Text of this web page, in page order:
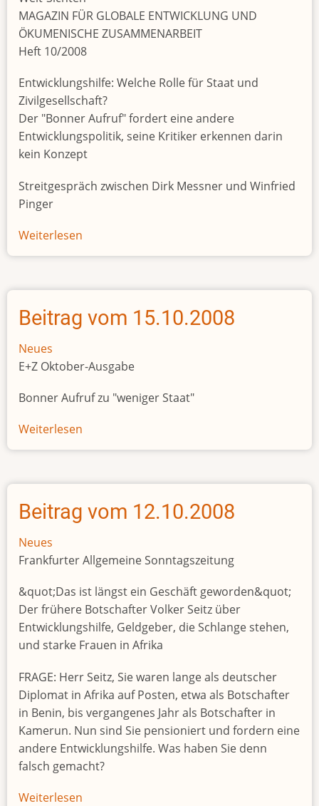
MAGAZIN FÜR GLOBALE ENTWICKLUNG UND
ÖKUMENISCHE ZUSAMMENARBEIT
Heft 10/2008
Entwicklungshilfe: Welche Rolle für Staat und
Zivilgesellschaft?
Der "Bonner Aufruf" fordert eine andere
Entwicklungspolitik, seine Kritiker erkennen darin
kein Konzept
Streitgespräch zwischen Dirk Messner und Winfried
Pinger
Weiterlesen
Beitrag
24.10.2008
Beitrag vom 15.10.2008
Neues
E+Z Oktober-Ausgabe
Bonner Aufruf zu "weniger Staat"
Weiterlesen
Beitrag
15.10.2008
Beitrag vom 12.10.2008
Neues
Frankfurter Allgemeine Sonntagszeitung
&quot;Das ist längst ein Geschäft geworden&quot;
Der frühere Botschafter Volker Seitz über
Entwicklungshilfe, Geldgeber, die Schlange stehen,
und starke Frauen in Afrika
FRAGE: Herr Seitz, Sie waren lange als deutscher
Diplomat in Afrika auf Posten, etwa als Botschafter
in Benin, bis vergangenes Jahr als Botschafter in
Kamerun. Nun sind Sie pensioniert und fordern eine
andere Entwicklungshilfe. Was haben Sie denn
falsch gemacht?
Weiterlesen